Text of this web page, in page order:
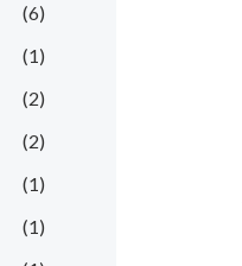
(6)
(1)
(2)
(2)
(1)
(1)